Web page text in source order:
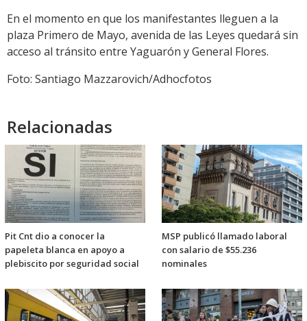
En el momento en que los manifestantes lleguen a la
plaza Primero de Mayo, avenida de las Leyes quedará sin
acceso al tránsito entre Yaguarón y General Flores.
Foto: Santiago Mazzarovich/Adhocfotos
Relacionadas
Pit Cnt dio a conocer la
papeleta blanca en apoyo a
plebiscito por seguridad social
MSP publicó llamado laboral
con salario de $55.236
nominales